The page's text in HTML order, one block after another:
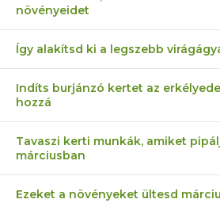
növényeidet
Így alakítsd ki a legszebb
Indíts burjánzó kertet az
hozzá
Tavaszi kerti munkák, amiket
márciusban
Ezeket a növényeket ültesd